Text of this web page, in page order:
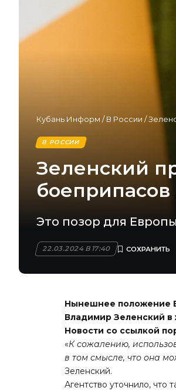
Кубань Информ /В России /
В РОССИИ
Зеленский
Это позор для
22.03.2024 В 17:40
Нынешнее положение
Владимир Зеленский
Новости со ссылкой
«К сожалению,
в том смысле, что она
Зеленский.
Агентство уточнило, что